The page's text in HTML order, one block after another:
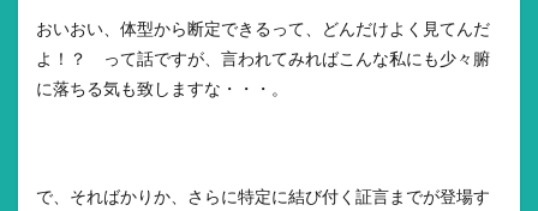
おいおい、体型から断定できるって、どんだけよく見てんだ
よ！？ って話ですが、言われてみればこんな私にも少々腑
に落ちる気も致しますな・・・。
で、そればかりか、さらに特定に結び付く証言までが登場す